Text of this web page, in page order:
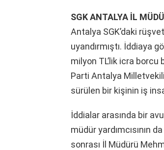
SGK ANTALYA İL
Antalya SGK’daki
uyandırmıştı. İddiaya
milyon TL’lik icra borcu
Parti Antalya Milletvekili
sürülen bir kişinin iş
İddialar arasında bir
müdür yardımcısının
sonrası İl Müdürü